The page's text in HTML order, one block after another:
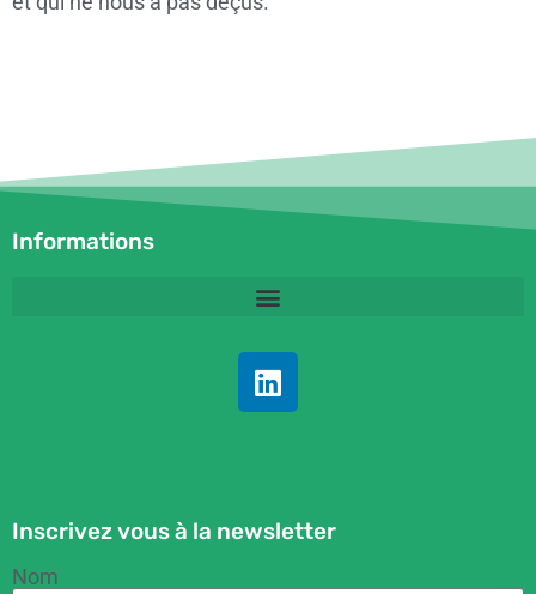
Informations
Inscrivez vous à la newsletter
Nom